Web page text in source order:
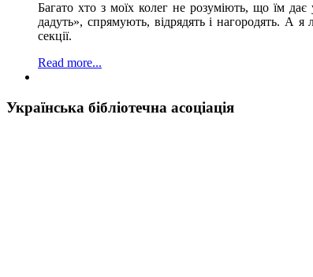
Багато хто з моїх колег не розуміють, що їм
дадуть», спрямують, відрядять і нагородять. А я
секції.
Read more...
Українська бібліотечна асоціація